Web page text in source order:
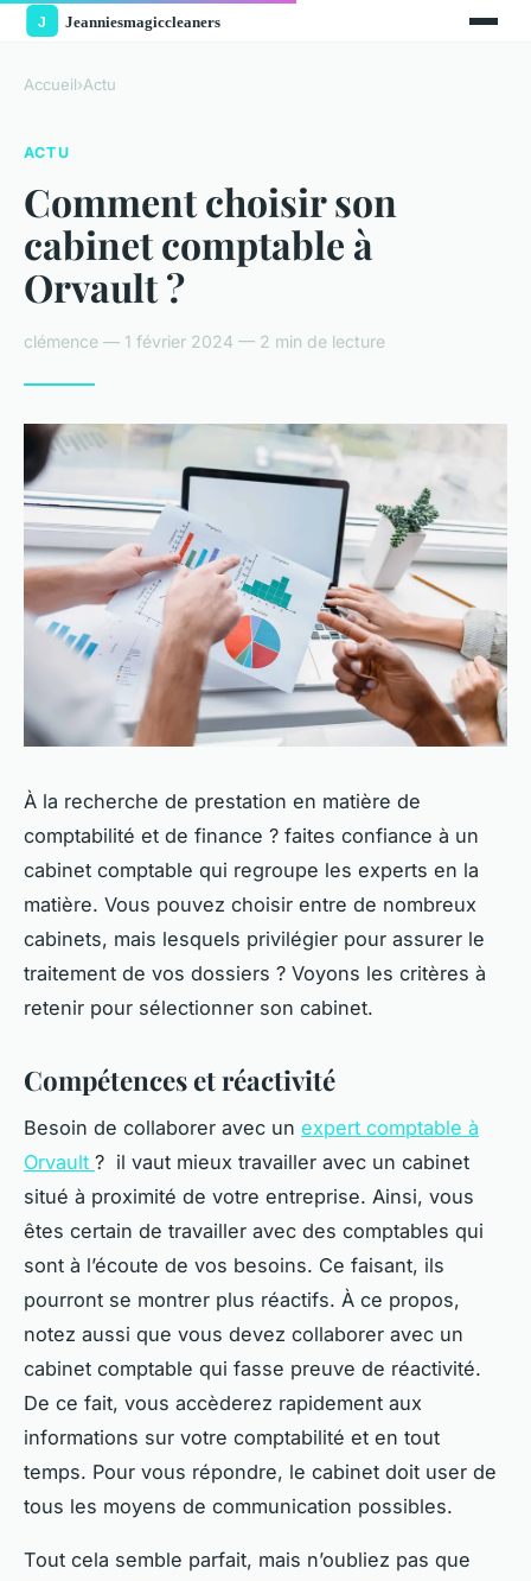
Accueil›Actu
ACTU
Comment choisir son
cabinet comptable à
Orvault ?
clémence — 1 février 2024 — 2 min de lecture
À la recherche de prestation en matière de
comptabilité et de finance ? faites confiance à un
cabinet comptable qui regroupe les experts en la
matière. Vous pouvez choisir entre de nombreux
cabinets, mais lesquels privilégier pour assurer le
traitement de vos dossiers ? Voyons les critères à
retenir pour sélectionner son cabinet.
Compétences et réactivité
Besoin de collaborer avec un expert comptable à
Orvault ? il vaut mieux travailler avec un cabinet
situé à proximité de votre entreprise. Ainsi, vous
êtes certain de travailler avec des comptables qui
sont à l’écoute de vos besoins. Ce faisant, ils
pourront se montrer plus réactifs. À ce propos,
notez aussi que vous devez collaborer avec un
cabinet comptable qui fasse preuve de réactivité.
De ce fait, vous accèderez rapidement aux
informations sur votre comptabilité et en tout
temps. Pour vous répondre, le cabinet doit user de
tous les moyens de communication possibles.
Tout cela semble parfait, mais n’oubliez pas que